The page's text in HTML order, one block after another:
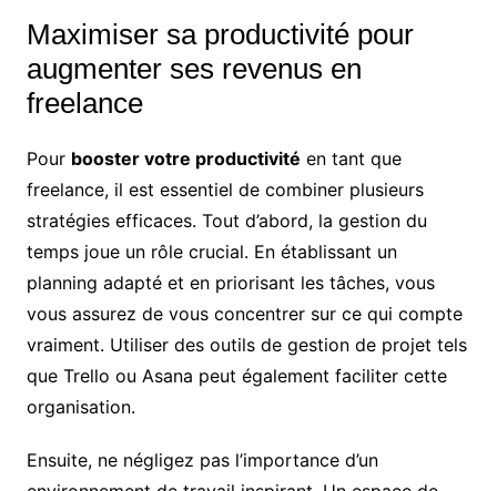
Maximiser sa productivité pour
augmenter ses revenus en
freelance
Pour booster votre productivité en tant que
freelance, il est essentiel de combiner plusieurs
stratégies efficaces. Tout d’abord, la gestion du
temps joue un rôle crucial. En établissant un
planning adapté et en priorisant les tâches, vous
vous assurez de vous concentrer sur ce qui compte
vraiment. Utiliser des outils de gestion de projet tels
que Trello ou Asana peut également faciliter cette
organisation.
Ensuite, ne négligez pas l’importance d’un